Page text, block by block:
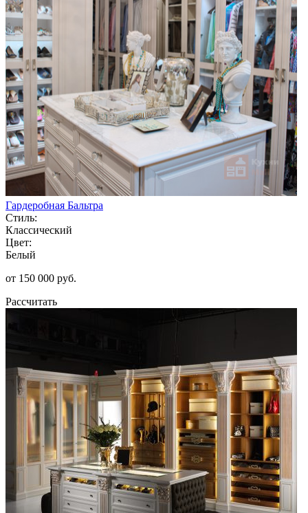
Гардеробная Бальтра
Стиль:
Классический
Цвет:
Белый
от 150 000 руб.
Рассчитать